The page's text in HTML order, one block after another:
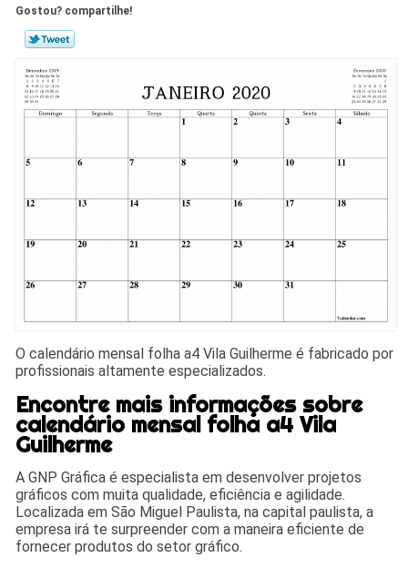
Gostou? compartilhe!
O calendário mensal folha a4 Vila Guilherme é fabricado por
profissionais altamente especializados.
Encontre mais informações sobre
calendário mensal folha a4 Vila
Guilherme
A GNP Gráfica é especialista em desenvolver projetos
gráficos com muita qualidade, eficiência e agilidade.
Localizada em São Miguel Paulista, na capital paulista, a
empresa irá te surpreender com a maneira eficiente de
fornecer produtos do setor gráfico.